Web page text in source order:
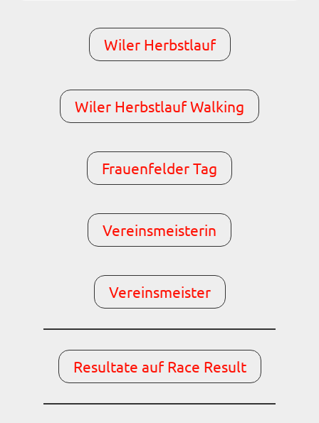
Wiler Herbstlauf
Wiler Herbstlauf Walking
Frauenfelder Tag
Vereinsmeisterin
Vereinsmeister
Resultate auf Race Result